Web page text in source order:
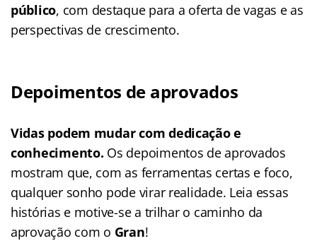
público, com destaque para a oferta de vagas e as
perspectivas de crescimento.
Depoimentos de aprovados
Vidas podem mudar com dedicação e
conhecimento. Os depoimentos de aprovados
mostram que, com as ferramentas certas e foco,
qualquer sonho pode virar realidade. Leia essas
histórias e motive-se a trilhar o caminho da
aprovação com o Gran!